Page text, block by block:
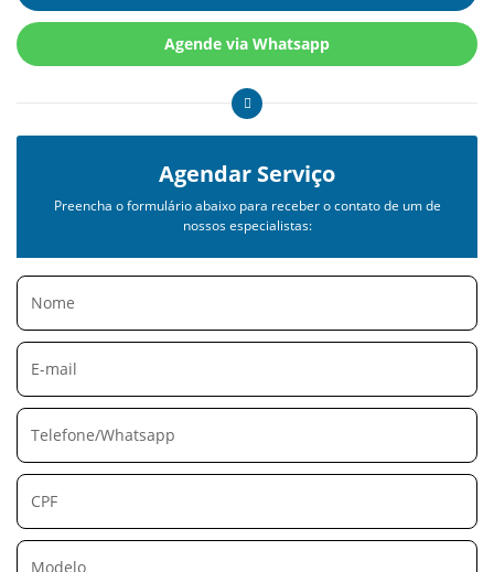
Agende via Whatsapp
Agendar Serviço
Preencha o formulário abaixo para receber o contato de um de
nossos especialistas: